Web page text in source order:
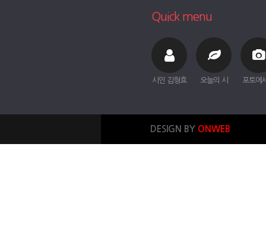
Quick menu
시인 김형효 오늘의 시 포토에
DESIGN BY ONWEB